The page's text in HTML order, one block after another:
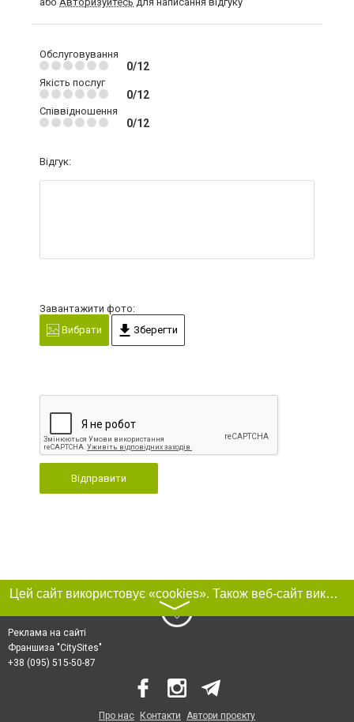
Обслуговування
0/12
Якість послуг
0/12
Співвідношення
0/12
Відгук:
Завантажити фото:
Вибрати
Зберегти
Відправити
Цей сайт використовує «cookies». Також веб-сайт використовує інтернет-сервіс для збору технічних даних стосовно відвідувачів з метою отримання маркетингової та статистичної інформації. Умови обробки даних відвідувачів сайту див.
〉
Реклама на сайті
Франшиза "CitySites"
+38 (095) 515-50-87
Про нас Контакти Автори проєкту